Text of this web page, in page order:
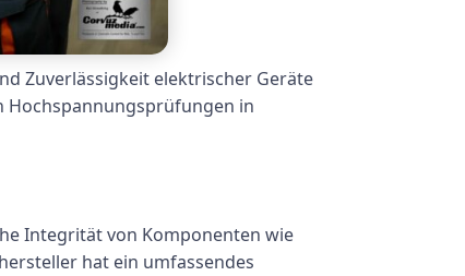
Zuverlässigkeit elektrischer Geräte
Hochspannungsprüfungen in
Integrität von Komponenten wie
hat ein umfassendes